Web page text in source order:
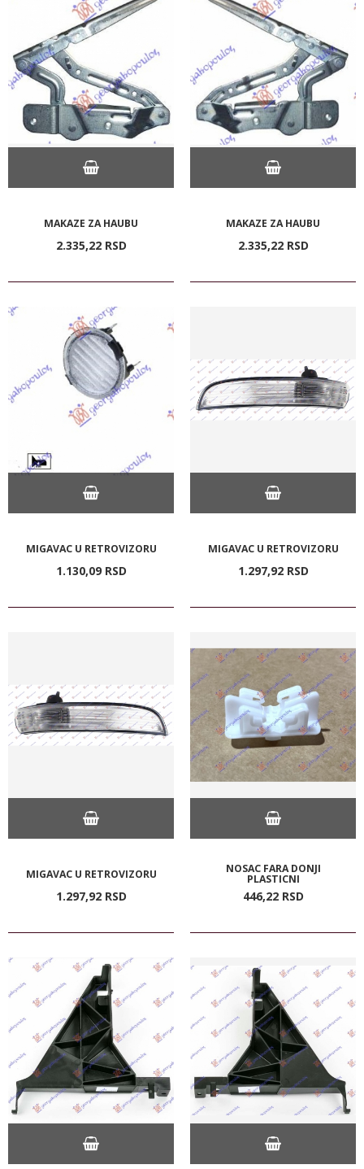
MAKAZE ZA HAUBU
2.335,22 RSD
MAKAZE ZA HAUBU
2.335,22 RSD
MIGAVAC U RETROVIZORU
1.130,09 RSD
MIGAVAC U RETROVIZORU
1.297,92 RSD
MIGAVAC U RETROVIZORU
1.297,92 RSD
NOSAC FARA DONJI
PLASTICNI
446,22 RSD